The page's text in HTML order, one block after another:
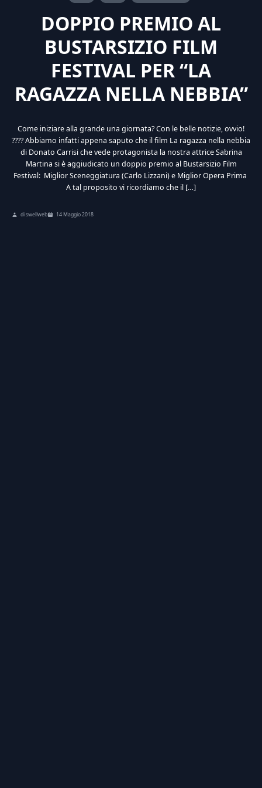
DOPPIO PREMIO AL
BUSTARSIZIO FILM
FESTIVAL PER “LA
RAGAZZA NELLA NEBBIA”
Come iniziare alla grande una giornata? Con le belle notizie, ovvio!
???? Abbiamo infatti appena saputo che il film La ragazza nella nebbia
di Donato Carrisi che vede protagonista la nostra attrice Sabrina
Martina si è aggiudicato un doppio premio al Bustarsizio Film
Festival: Miglior Sceneggiatura (Carlo Lizzani) e Miglior Opera Prima
A tal proposito vi ricordiamo che il […]
di swellweb 14 Maggio 2018